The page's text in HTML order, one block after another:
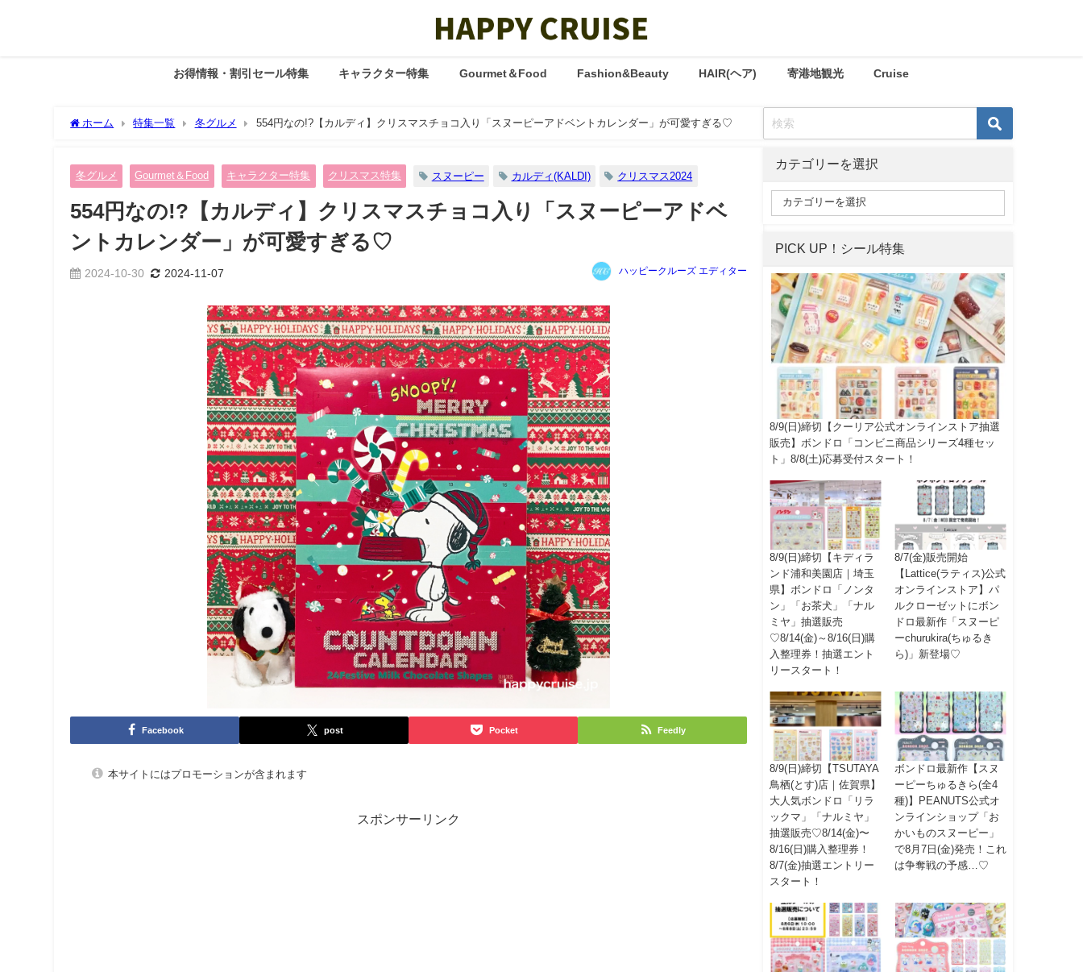
お得情報・割引セール特集 キャラクター特集 Gourmet＆Food Fashion&Beauty HAIR(ヘア) 寄港地観光 Cruise
ホーム 特集一覧 冬グルメ 554円なの!?【カルディ】クリスマスチョコ入り「スヌーピーアドベントカレンダー」が可愛すぎる♡
冬グルメ Gourmet＆Food キャラクター特集 クリスマス特集 スヌーピー カルディ(KALDI) クリスマス2024
554円なの!?【カルディ】クリスマスチョコ入り「スヌーピーアドベ
ントカレンダー」が可愛すぎる♡
2024-10-30 2024-11-07 ハッピークルーズ エディター
Facebook post Pocket Feedly
本サイトにはプロモーションが含まれます
スポンサーリンク
カテゴリーを選択
PICK UP！シール特集
8/9(日)締切【クーリア公式オンラインストア抽選
販売】ボンドロ「コンビニ商品シリーズ4種セッ
ト」8/8(土)応募受付スタート！
8/9(日)締切【キディラ
ンド浦和美園店｜埼玉
県】ボンドロ「ノンタ
ン」「お茶犬」「ナル
ミヤ」抽選販売
♡8/14(金)～8/16(日)購
入整理券！抽選エント
リースタート！
8/7(金)販売開始
【Lattice(ラティス)公式
オンラインストア】パ
ルクローゼットにボン
ドロ最新作「スヌーピ
ーchurukira(ちゅるき
ら)」新登場♡
8/9(日)締切【TSUTAYA
鳥栖(とす)店｜佐賀県】
大人気ボンドロ「リラ
ックマ」「ナルミヤ」
抽選販売♡8/14(金)〜
8/16(日)購入整理券！
8/7(金)抽選エントリー
スタート！
ボンドロ最新作【スヌ
ーピーちゅるきら(全4
種)】PEANUTS公式オ
ンラインショップ「お
かいものスヌーピー」
で8月7日(金)発売！これ
は争奪戦の予感…♡